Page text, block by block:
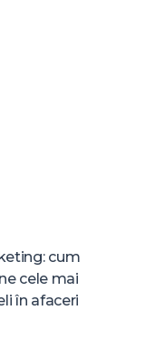
cum
cele mai
în afaceri